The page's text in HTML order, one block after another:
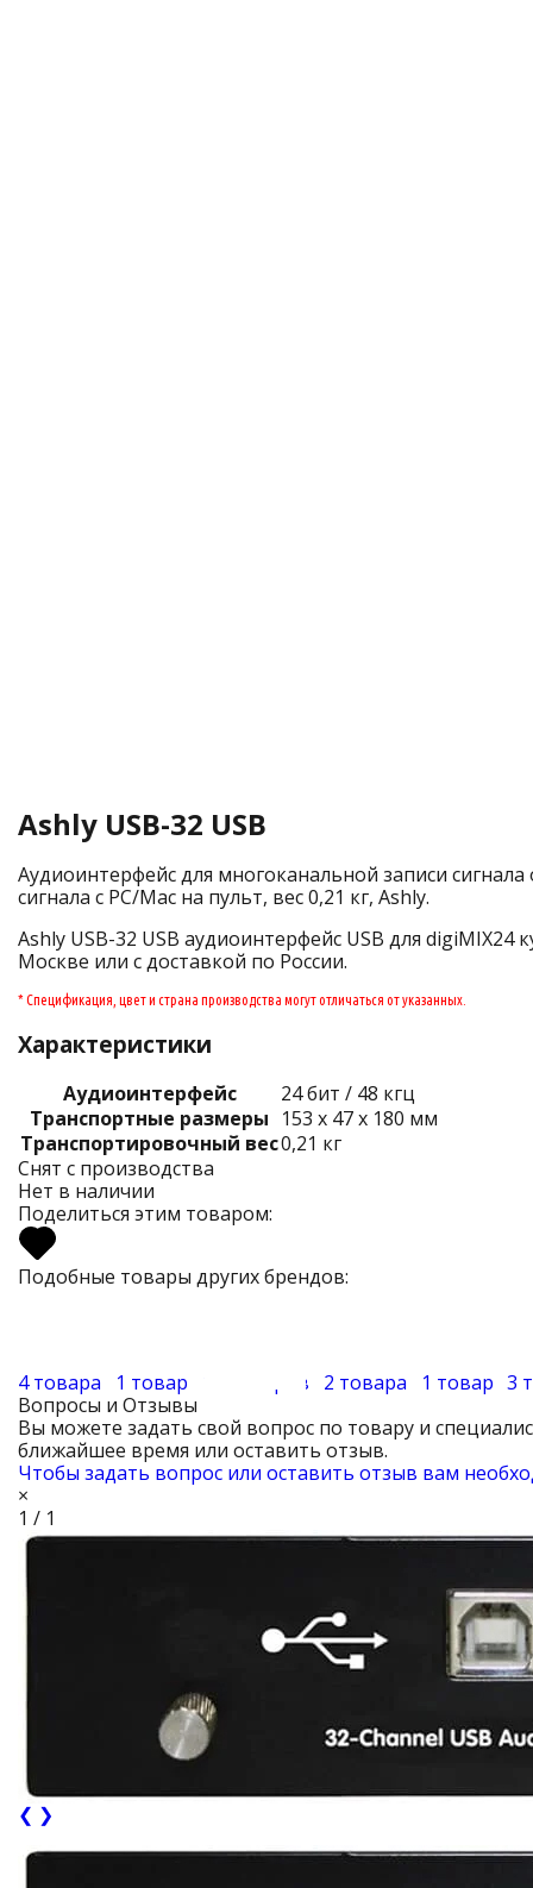
Ashly USB-32 USB
Аудиоинтерфейс для многоканальной записи
сигнала с PC/Mac на пульт, вес 0,21 кг, Ashly.
Ashly USB-32 USB аудиоинтерфейс USB для
Москве или с доставкой по России.
* Спецификация, цвет и страна производства могут отличаться от указанных.
Характеристики
Аудиоинтерфейс
24 бит / 48 кгц
Транспортные размеры 153 x 47 x 180 мм
Транспортировочный вес0,21 кг
Снят с производства
Нет в наличии
Поделиться этим товаром:
Подобные товары других брендов:
4 товара 1 товар 10 товаров 2 товара 1 товар 3
Вопросы и Отзывы
Вы можете задать свой вопрос по товару и
ближайшее время или оставить отзыв.
Чтобы задать вопрос или оставить отзыв вам
×
1 / 1
❮ ❯